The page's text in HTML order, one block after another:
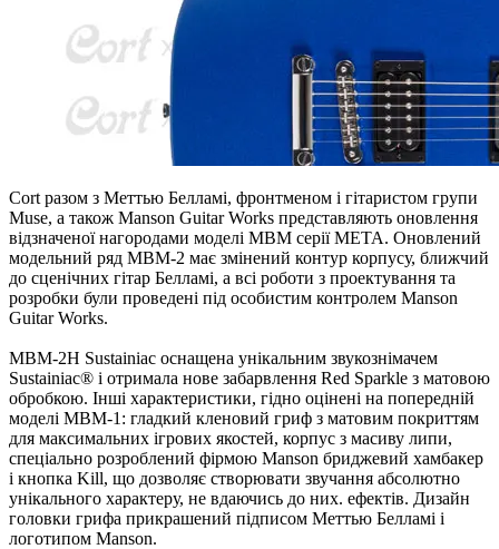
Cort разом з Меттью Белламі, фронтменом і гітаристом групи
Muse, а також Manson Guitar Works представляють оновлення
відзначеної нагородами моделі MBM серії META. Оновлений
модельний ряд MBM-2 має змінений контур корпусу, ближчий
до сценічних гітар Белламі, а всі роботи з проектування та
розробки були проведені під особистим контролем Manson
Guitar Works.
MBM-2H Sustainiac оснащена унікальним звукознімачем
Sustainiac® і отримала нове забарвлення Red Sparkle з матовою
обробкою. Інші характеристики, гідно оцінені на попередній
моделі MBM-1: гладкий кленовий гриф з матовим покриттям
для максимальних ігрових якостей, корпус з масиву липи,
спеціально розроблений фірмою Manson бриджевий хамбакер
і кнопка Kill, що дозволяє створювати звучання абсолютно
унікального характеру, не вдаючись до них. ефектів. Дизайн
головки грифа прикрашений підписом Меттью Белламі і
логотипом Manson.